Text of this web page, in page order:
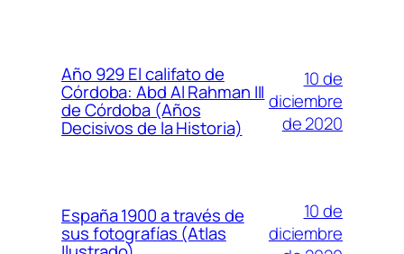
Año 929 El califato de
Córdoba: Abd Al Rahman III
de Córdoba (Años
Decisivos de la Historia)
10 de
diciembre
de 2020
España 1900 a través de
sus fotografías (Atlas
10 de
diciembre